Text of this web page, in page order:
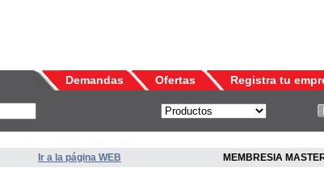
Demandas Ofertas Registra tu
Ir a la página WEB MEMBRESIA